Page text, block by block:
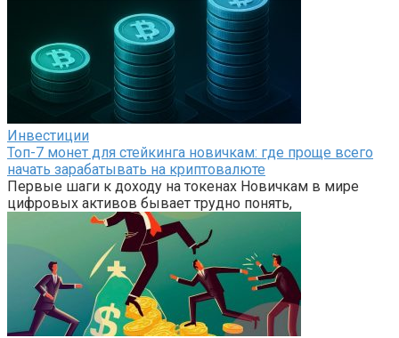
Инвестиции
Топ-7 монет для стейкинга новичкам: где проще всего
начать зарабатывать на криптовалюте
Первые шаги к доходу на токенах Новичкам в мире
цифровых активов бывает трудно понять,